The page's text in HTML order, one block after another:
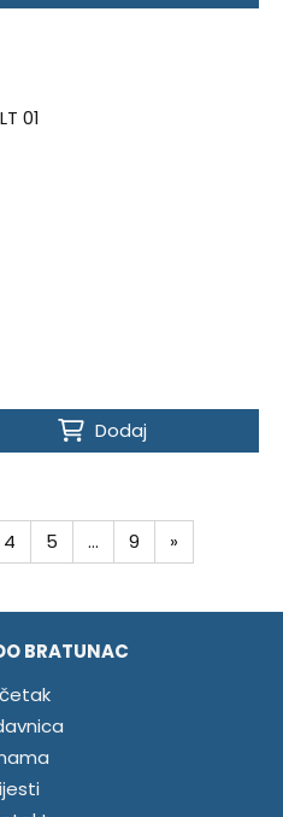
Dodaj
4 5 … 9 »
BRATUNAC